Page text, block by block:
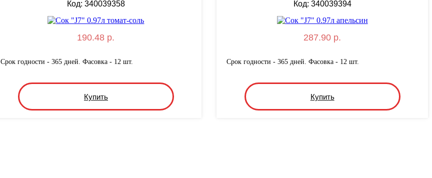
Код: 340039358
190.48 р.
Срок годности - 365 дней. Фасовка - 12 шт.
Купить
Код: 340039394
287.90 р.
Срок годности - 365 дней. Фасовка - 12 шт.
Купить